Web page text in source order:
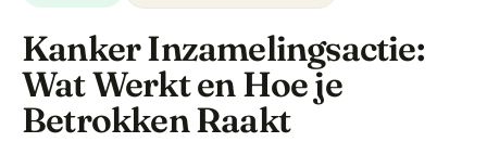
Kanker Inzamelingsactie:
Wat Werkt en Hoe je
Betrokken Raakt